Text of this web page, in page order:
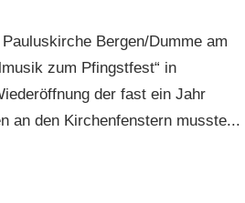
Bergen/Dumme am
zum Pfingstfest“ in
der fast ein Jahr
an den Kirchenfenstern musste...